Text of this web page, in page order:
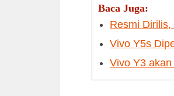
Baca Juga:
Resmi
Vivo Y5s
Vivo Y3